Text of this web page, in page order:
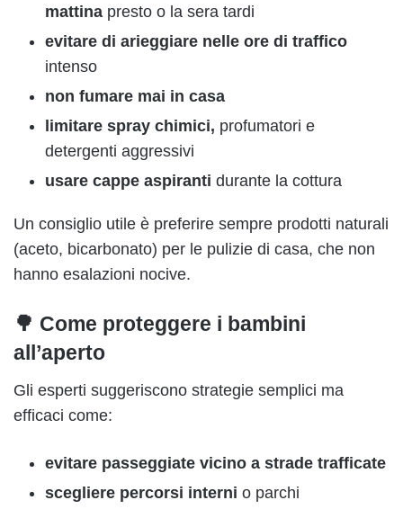
mattina presto o la sera tardi
evitare di arieggiare nelle ore di traffico
intenso
non fumare mai in casa
limitare spray chimici, profumatori e
detergenti aggressivi
usare cappe aspiranti durante la cottura
Un consiglio utile è preferire sempre prodotti naturali
(aceto, bicarbonato) per le pulizie di casa, che non
hanno esalazioni nocive.
🌳 Come proteggere i bambini
all’aperto
Gli esperti suggeriscono strategie semplici ma
efficaci come:
evitare passeggiate vicino a strade trafficate
scegliere percorsi interni o parchi